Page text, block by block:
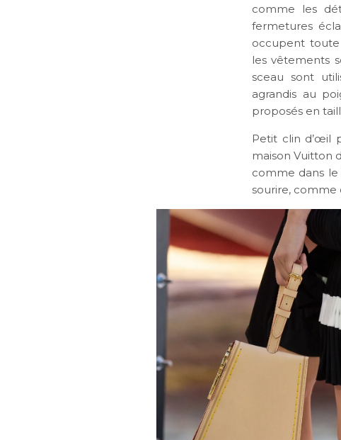
comme les
fermetures
occupent toute
les vêtements
sceau sont
agrandis au
proposés en
Petit clin d’œil
maison Vuitton
comme dans
sourire, comme